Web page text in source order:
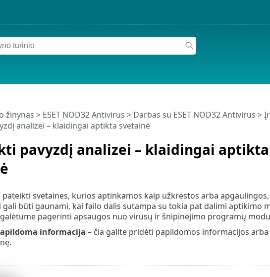
pavyzdį analizei – klaidingai aptikta
žinynas > ESET NOD32 Antivirus > Darbas su ESET NOD32 Antivirus >
analizei – klaidingai aptikta svetainė
svetaines, kurios aptinkamos kaip užkrėstos arba
gali būti gaunami, kai failo dalis sutampa su tokia pat dalimi aptikimo
pagerinti apsaugos nuo virusų ir šnipinėjimo programų
informacija – čia galite pridėti papildomos informacijos